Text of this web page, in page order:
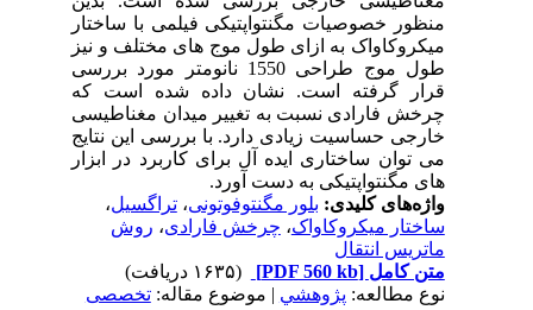
منظور خصوصیات مگنتواپتیکی فیلمی با ساختار
میکروکاواک به ازای طول موج های مختلف و نیز
طول موج طراحی 1550 نانومتر مورد بررسی
قرار گرفته است. نشان داده شده است که
چرخش فارادی نسبت به تغییر میدان مغناطیسی
خارجی حساسیت زیادی دارد. با بررسی این نتایج
می توان ساختاری ایده آل برای کاربرد در ابزار
های مگنتواپتیکی به دست آورد.
واژه‌های کلیدی:بلور مگنتوفوتونی،تراگسیل،
ساختار میکروکاواک،چرخش فارادی،روش
ماتریس انتقال
متن کامل[PDF 560 kb]
نوع مطالعه:پژوهشي| موضوع مقاله:تخصصی